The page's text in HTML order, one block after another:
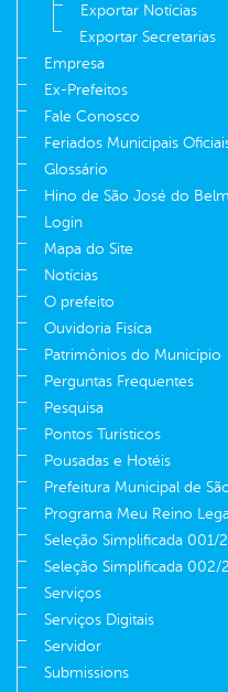
Exportar Notícias
Exportar Secretarias
Empresa
Ex-Prefeitos
Fale Conosco
Feriados Municipais
Glossário
Hino de São José do
Login
Mapa do Site
Notícias
O prefeito
Ouvidoria Fisíca
Patrimônios do Município
Perguntas Frequentes
Pesquisa
Pontos Turísticos
Pousadas e Hotéis
Prefeitura Municipal de
Programa Meu Reino
Seleção Simplificada 001/
Seleção Simplificada 002/
Serviços
Serviços Digitais
Servidor
Submissions